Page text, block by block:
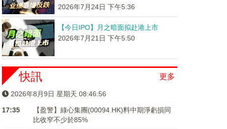
2026年7月24日 下午5:36
【今日IPO】月之暗面拟赴港上市
2026年7月21日 下午5:50
更多
快訊
2026年8月9日 星期天 08:46:57
17:35
【盈警】綠心集團(00094.HK)料中期淨虧損同
比收窄不少於85%